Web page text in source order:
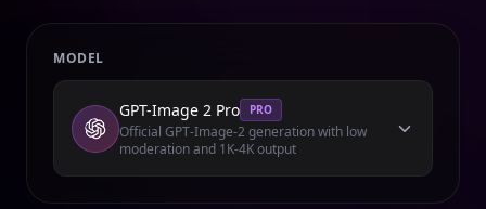
MODEL
GPT-Image 2 Pro PRO
Official GPT-Image-2 generation with low
moderation and 1K-4K output